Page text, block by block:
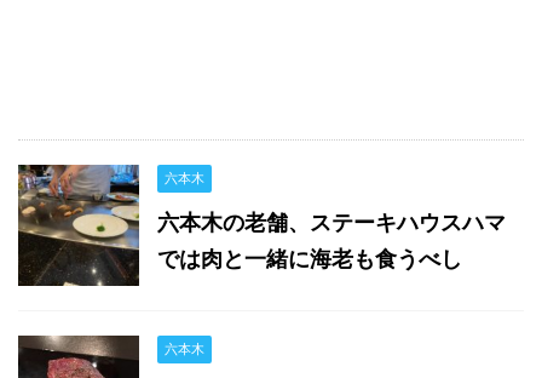
六本木
六本木の老舗、ステーキハウスハマ
では肉と一緒に海老も食うべし
六本木